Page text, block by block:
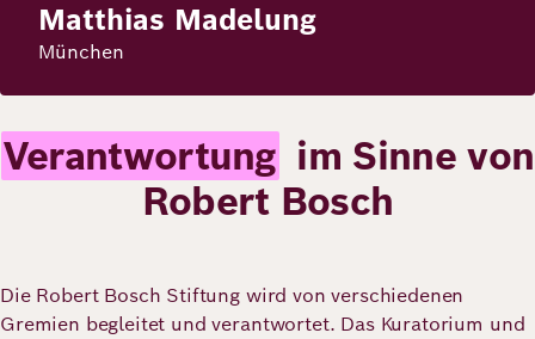
Matthias Madelung
München
Verantwortung im Sinne von
Robert Bosch
Die Robert Bosch Stiftung wird von verschiedenen
Gremien begleitet und verantwortet. Das Kuratorium und